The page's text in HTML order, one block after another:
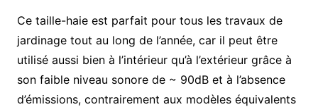
Ce taille-haie est parfait pour tous les travaux de
jardinage tout au long de l’année, car il peut être
utilisé aussi bien à l’intérieur qu’à l’extérieur grâce à
son faible niveau sonore de ~ 90dB et à l’absence
d’émissions, contrairement aux modèles équivalents